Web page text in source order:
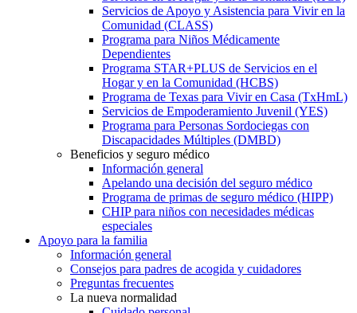
Servicios de Apoyo y Asistencia para Vivir en la
Comunidad (CLASS)
Programa para Niños Médicamente
Dependientes
Programa STAR+PLUS de Servicios en el
Hogar y en la Comunidad (HCBS)
Programa de Texas para Vivir en Casa (TxHmL)
Servicios de Empoderamiento Juvenil (YES)
Programa para Personas Sordociegas con
Discapacidades Múltiples (DMBD)
Beneficios y seguro médico
Información general
Apelando una decisión del seguro médico
Programa de primas de seguro médico (HIPP)
CHIP para niños con necesidades médicas
especiales
Apoyo para la familia
Información general
Consejos para padres de acogida y cuidadores
Preguntas frecuentes
La nueva normalidad